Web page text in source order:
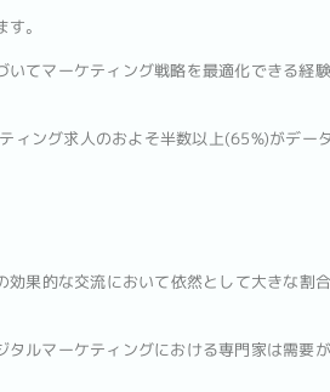
。
てマーケティング戦略を最適化できる経
ィング求人のおよそ半数以上(65%)がデー
果的な交流において依然として大きな割
ルマーケティングにおける専門家は需要